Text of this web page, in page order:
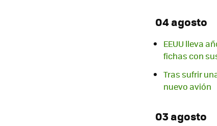
04 agosto
EEUU lleva
fichas con
Tras sufrir
nuevo avión
03 agosto